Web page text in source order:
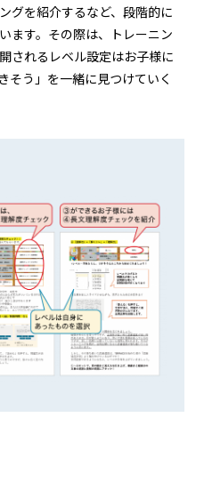
グを紹介するなど、段階的に
ます。その際は、トレーニン
されるレベル設定はお子様に
そう」を一緒に見つけていく